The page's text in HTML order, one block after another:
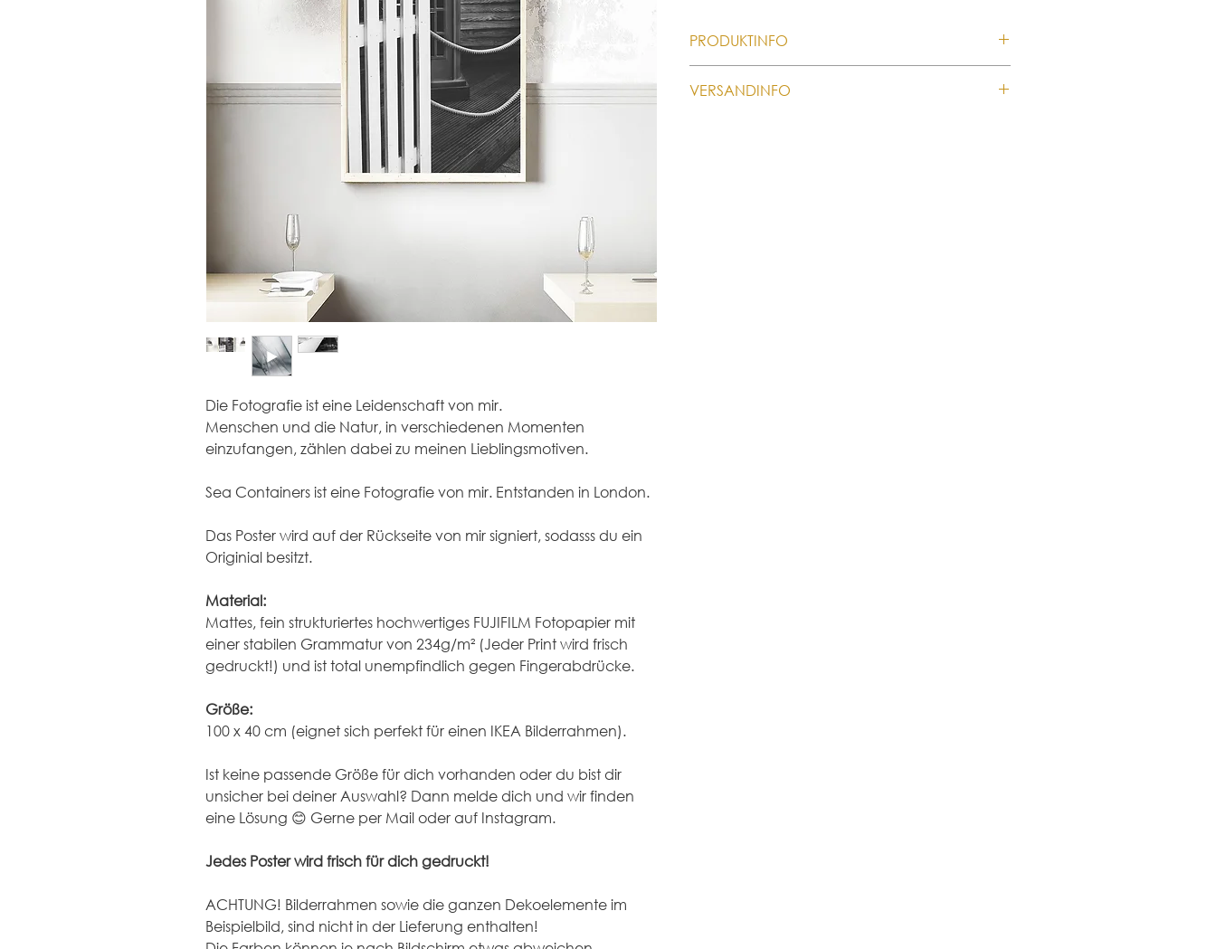
Die Fotografie ist eine Leidenschaft von mir.
Menschen und die Natur, in verschiedenen Momenten
einzufangen, zählen dabei zu meinen Lieblingsmotiven.
Sea Containers ist eine Fotografie von mir. Entstanden in London.
Das Poster wird auf der Rückseite von mir signiert, sodasss du ein
Originial besitzt.
Material:
Mattes, fein strukturiertes hochwertiges FUJIFILM Fotopapier mit
einer stabilen Grammatur von 234g/m² (Jeder Print wird frisch
gedruckt!) und ist total unempfindlich gegen Fingerabdrücke.
Größe:
100 x 40 cm (eignet sich perfekt für einen IKEA Bilderrahmen).
Ist keine passende Größe für dich vorhanden oder du bist dir
unsicher bei deiner Auswahl? Dann melde dich und wir finden
eine Lösung 😊 Gerne per Mail oder auf Instagram.
Jedes Poster wird frisch für dich gedruckt!
ACHTUNG! Bilderrahmen sowie die ganzen Dekoelemente im
Beispielbild, sind nicht in der Lieferung enthalten!
PRODUKTINFO
individuelles Poster vorbestellen und somit wird es
VERSANDINFO